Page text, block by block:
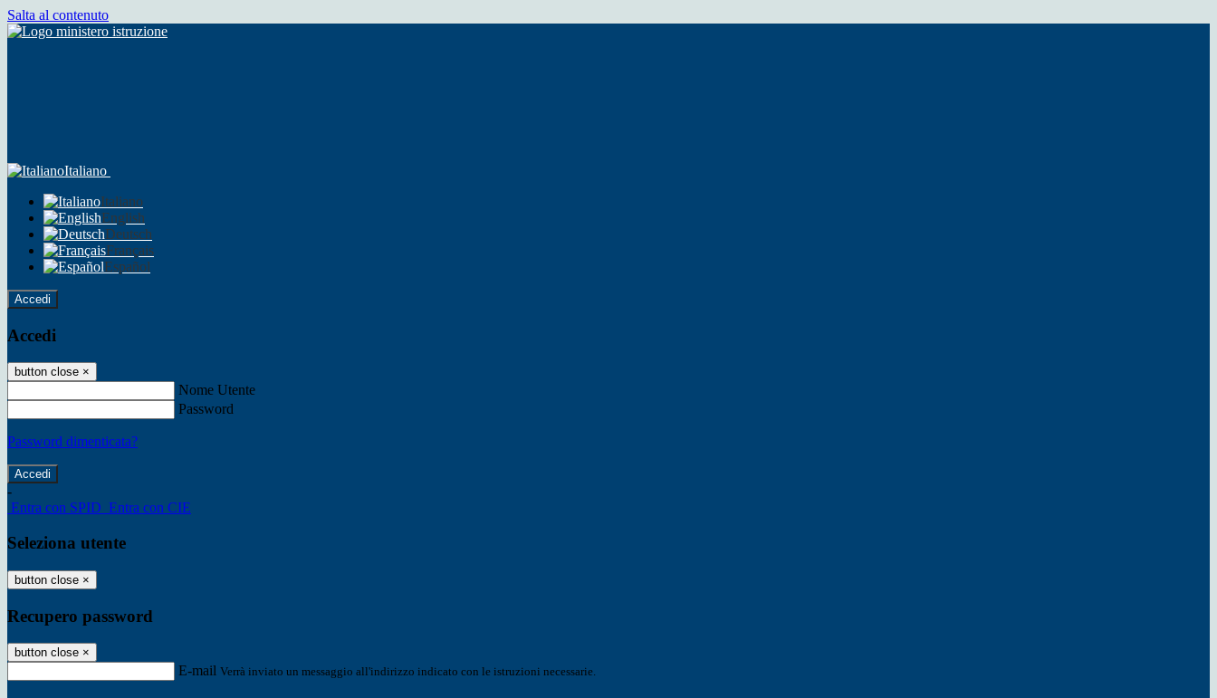
Salta al contenuto
Italiano
Italiano
English
Deutsch
Français
Español
Accedi
Accedi
button close ×
Nome Utente
Password
Password dimenticata?
-
Entra con SPID Entra con CIE
Seleziona utente
button close ×
Recupero password
button close ×
E-mail Verrà inviato un messaggio all'indirizzo indicato con le istruzioni necessarie.